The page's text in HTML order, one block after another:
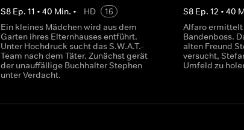
S8 Ep. 11 • 40 Min. • HD
16
Ein kleines Mädchen wird aus dem
Garten ihres Elternhauses entführt.
Unter Hochdruck sucht das S.W.A.T.-
Team nach dem Täter. Zunächst gerät
der unauffällige Buchhalter Stephen
unter Verdacht.
S8 Ep. 12 • 40
Alfaro ermittelt
Bandenboss.
alten Freund
versucht,
Umfeld zu